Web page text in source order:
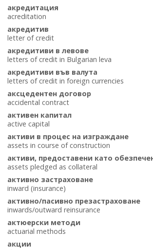
акредитация
acreditation
акредитив
letter of credit
акредитиви в левове
letters of credit in Bulgarian leva
акредитиви във валута
letters of credit in foreign currencies
аксцедентен договор
accidental contract
активен капитал
active capital
активи в процес на изграждане
assets in course of construction
активи, предоставени като
assets pledged as collateral
активно застраховане
inward (insurance)
активно/пасивно презастраховане
inwards/outward reinsurance
актюерски методи
actuarial methods
акции